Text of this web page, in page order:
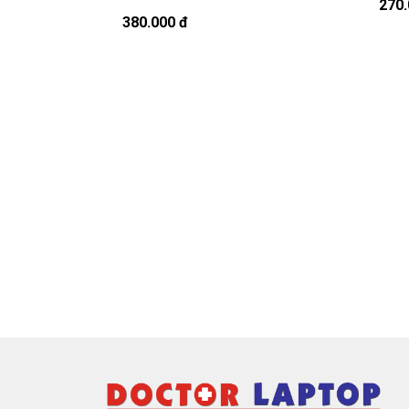
À mà thỉnh thoảng shop bận máy một
- Tem bảo hành không còn nguyên vẹn.
380.000 đ